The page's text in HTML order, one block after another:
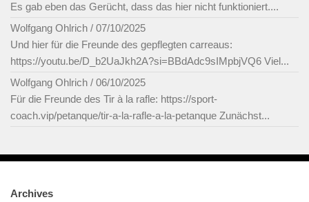
Es gab eben das Gerücht, dass das hier nicht funktioniert....
Wolfgang Ohlrich / 07/10/2025
Und hier für die Freunde des gepflegten carreaus:
https://youtu.be/D_b2UaJkh2A?si=BBdAdc9sIMpbjVQ6 Viel...
Wolfgang Ohlrich / 06/10/2025
Für die Freunde des Tir à la rafle: https://sport-
coach.vip/petanque/tir-a-la-rafle-a-la-petanque Zunächst...
Archives